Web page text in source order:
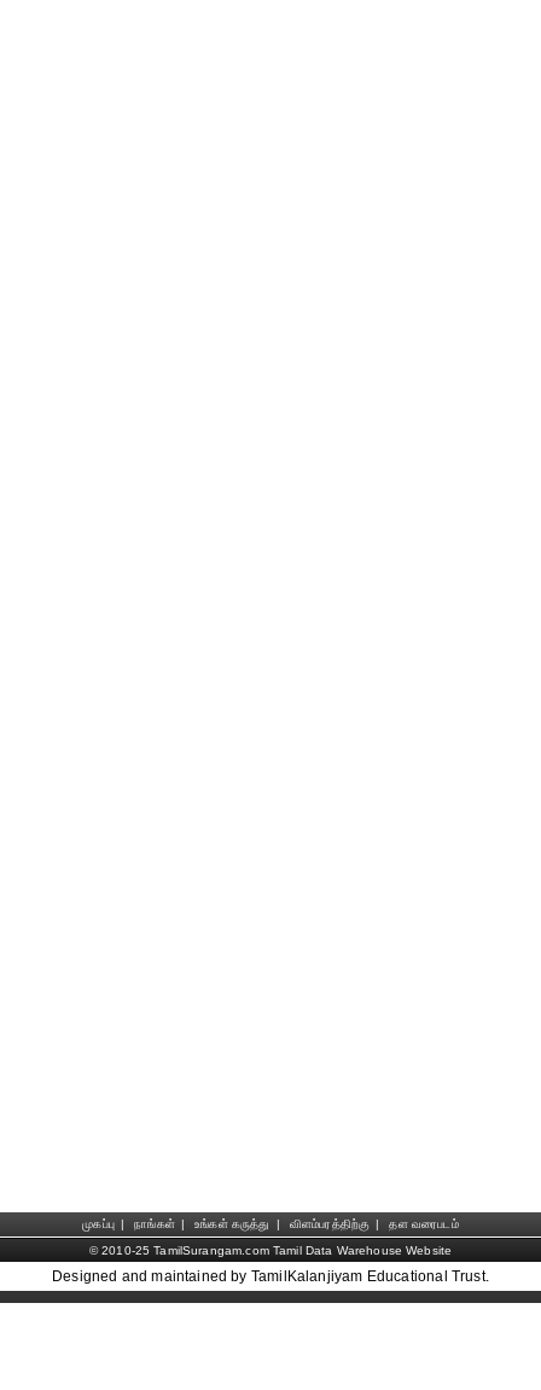
முகப்பு | நாங்கள் | உங்கள் கருத்து | விளம்பரத்திற்கு |
தள வரைபடம்
© 2010-25 TamilSurangam.com Tamil Data Warehouse Website
Designed and maintained by TamilKalanjiyam Educational Trust.